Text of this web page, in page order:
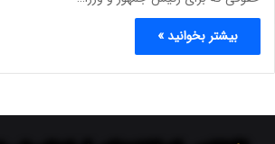
بیشتر بخوانید »